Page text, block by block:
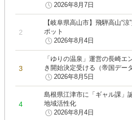
2026年8月7日
【岐阜県高山市】飛騨高山“
ポット
2026年8月4日
「ゆりの温泉」運営の長崎
き開始決定受ける（帝国デー
2026年8月5日
島根県江津市に「ギャル課
地域活性化
2026年8月4日